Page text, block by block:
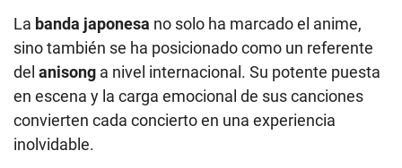
La banda japonesa no solo ha marcado el anime,
sino también se ha posicionado como un referente
del anisong a nivel internacional. Su potente puesta
en escena y la carga emocional de sus canciones
convierten cada concierto en una experiencia
inolvidable.